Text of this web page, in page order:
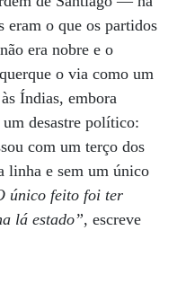
eram o que os partidos
era nobre e o
o via como um
Índias, embora
desastre político:
com um terço dos
linha e sem um único
único feito foi ter
lá estado”, escreve